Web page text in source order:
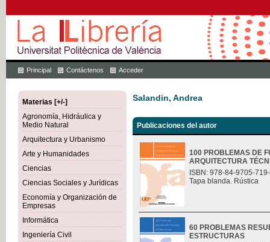
Principal Contáctenos Acceder
Materias [+/-]
Agronomía, Hidráulica y
Medio Natural
Arquitectura y Urbanismo
Arte y Humanidades
Ciencias
Ciencias Sociales y Jurídicas
Economía y Organización de
Empresas
Informática
Ingeniería Civil
Salandin, Andrea
Publicaciones del autor
100 PROBLEMAS DE
ARQUITECTURA
ISBN: 978-84-9705-
Tapa blanda. Rústica
60 PROBLEMAS
ESTRUCTURAS